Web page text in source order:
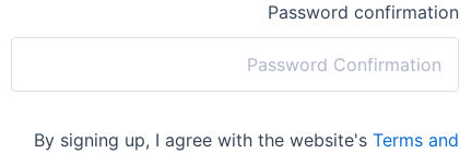
Password confirmation
By signing up, I agree with the website's Terms and